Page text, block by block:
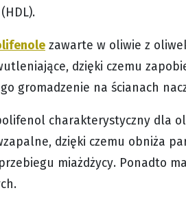
zawarte w oliwie z
dzięki czemu
gromadzenie na ścianach
charakterystyczny dla
dzięki czemu obniża
miażdżycy. Ponadto